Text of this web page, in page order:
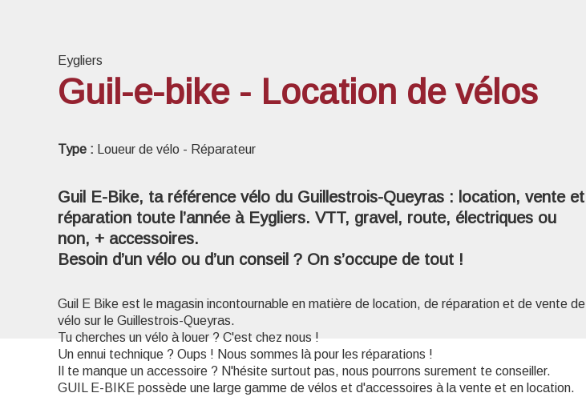
Eygliers
Guil-e-bike - Location de vélos
Type : Loueur de vélo - Réparateur
Guil E-Bike, ta référence vélo du Guillestrois-Queyras : location, vente et
réparation toute l’année à Eygliers. VTT, gravel, route, électriques ou
non, + accessoires.
Besoin d’un vélo ou d’un conseil ? On s’occupe de tout !
Guil E Bike est le magasin incontournable en matière de location, de réparation et de vente de
vélo sur le Guillestrois-Queyras.
Tu cherches un vélo à louer ? C'est chez nous !
Un ennui technique ? Oups ! Nous sommes là pour les réparations !
Il te manque un accessoire ? N'hésite surtout pas, nous pourrons surement te conseiller.
GUIL E-BIKE possède une large gamme de vélos et d'accessoires à la vente et en location.